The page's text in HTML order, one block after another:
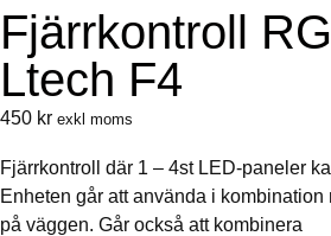
Fjärrkontroll
Ltech F4
450 kr exkl moms
Fjärrkontroll där 1 – 4st LED-paneler
Enheten går att använda i
på väggen. Går också att kombinera